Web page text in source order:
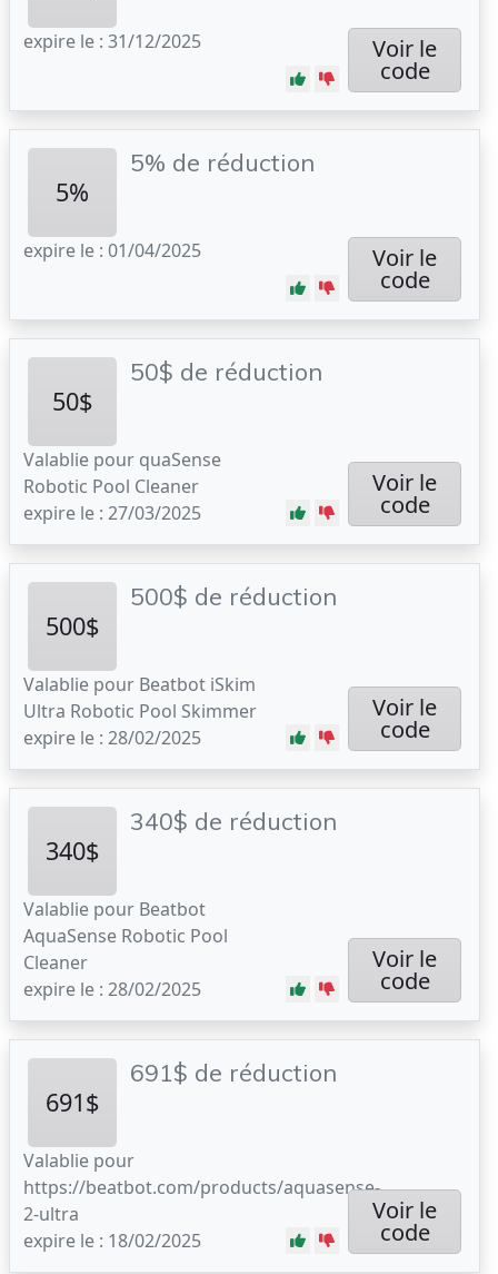
expire le : 31/12/2025 Voir le
code
5%
5% de réduction
expire le : 01/04/2025 Voir le
code
50$
50$ de réduction
Valablie pour quaSense
Robotic Pool Cleaner
expire le : 27/03/2025
Voir le
code
500$
500$ de réduction
Valablie pour Beatbot iSkim
Ultra Robotic Pool Skimmer
expire le : 28/02/2025
Voir le
code
340$
340$ de réduction
Valablie pour Beatbot
AquaSense Robotic Pool
Cleaner
expire le : 28/02/2025
Voir le
code
691$
691$ de réduction
Valablie pour
https://beatbot.com/products/aquasense-
2-ultra
expire le : 18/02/2025
Voir le
code